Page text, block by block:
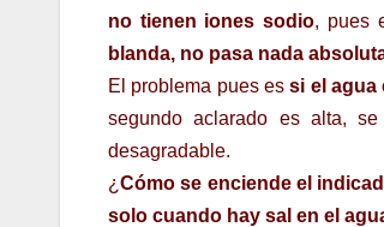
no tienen iones sodio, pues
blanda, no pasa nada
El problema pues essi el agua
segundo aclarado es alta,
desagradable.
¿ Cómo se enciende el
solo cuando hay sal en el